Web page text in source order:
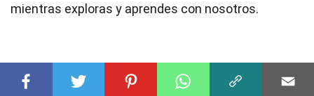
mientras exploras y aprendes con nosotros.